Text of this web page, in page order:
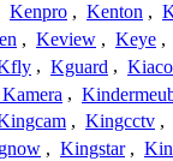
Kenpro , Kenton ,
, Keview , Keye ,
, Kguard ,
,
, Kingcctv ,
, Kingstar ,